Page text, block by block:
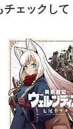
ェックして